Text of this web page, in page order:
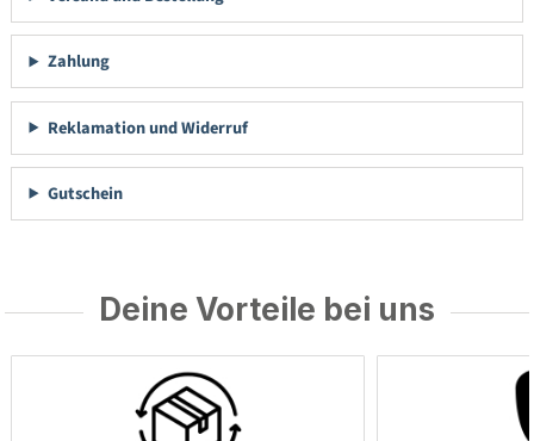
Zahlung
Reklamation und Widerruf
Gutschein
Deine Vorteile bei uns